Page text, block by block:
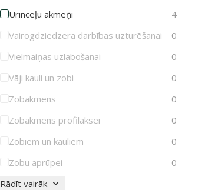
Urīnceļu akmeņi
4
Vairogdziedzera darbības uzturēšanai
0
Vielmaiņas uzlabošanai
0
Vāji kauli un zobi
0
Zobakmens
0
Zobakmens profilaksei
0
Zobiem un kauliem
0
Zobu aprūpei
0
Rādīt vairāk